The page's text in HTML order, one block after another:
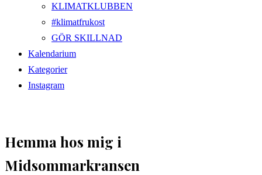
KLIMATKLUBBEN
#klimatfrukost
GÖR SKILLNAD
Kalendarium
Kategorier
Instagram
Hemma hos mig i
Midsommarkransen